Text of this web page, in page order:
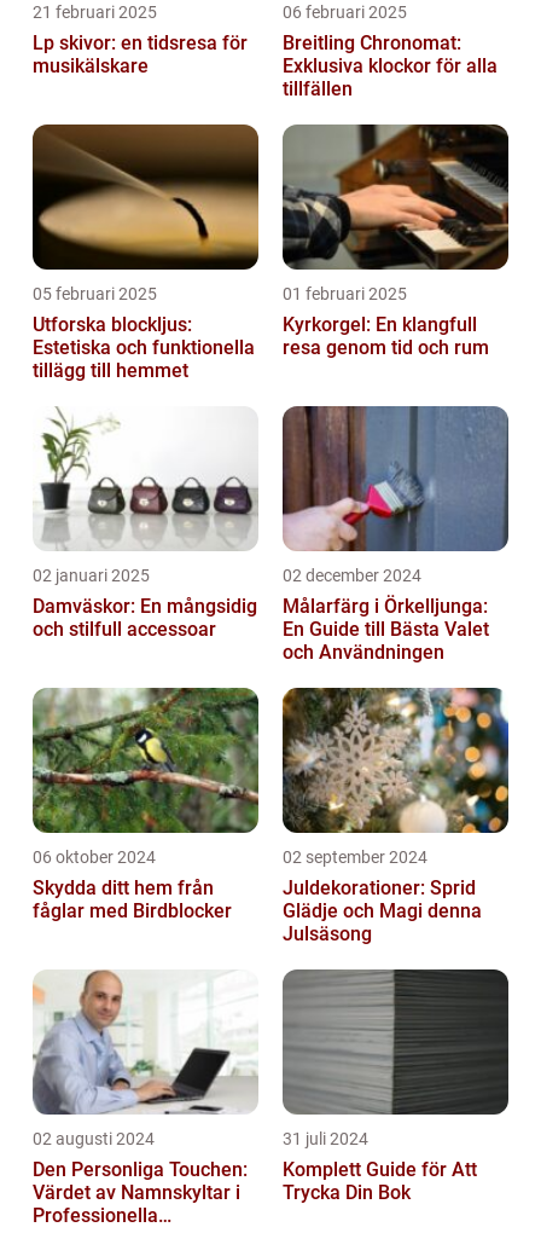
21 februari 2025
Lp skivor: en tidsresa för
musikälskare
06 februari 2025
Breitling Chronomat:
Exklusiva klockor för alla
tillfällen
05 februari 2025
Utforska blockljus:
Estetiska och funktionella
tillägg till hemmet
01 februari 2025
Kyrkorgel: En klangfull
resa genom tid och rum
02 januari 2025
Damväskor: En mångsidig
och stilfull accessoar
02 december 2024
Målarfärg i Örkelljunga:
En Guide till Bästa Valet
och Användningen
06 oktober 2024
Skydda ditt hem från
fåglar med Birdblocker
02 september 2024
Juldekorationer: Sprid
Glädje och Magi denna
Julsäsong
02 augusti 2024
Den Personliga Touchen:
Värdet av Namnskyltar i
Professionella
31 juli 2024
Komplett Guide för Att
Trycka Din Bok